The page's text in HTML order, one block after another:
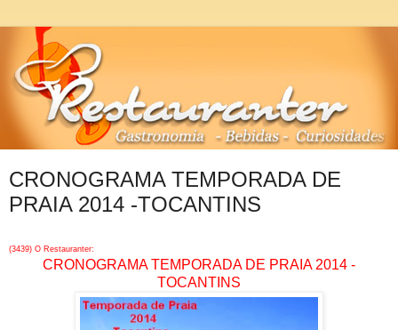
CRONOGRAMA TEMPORADA DE
PRAIA 2014 -TOCANTINS
(3439) O Restauranter:
CRONOGRAMA TEMPORADA DE PRAIA 2014 -
TOCANTINS